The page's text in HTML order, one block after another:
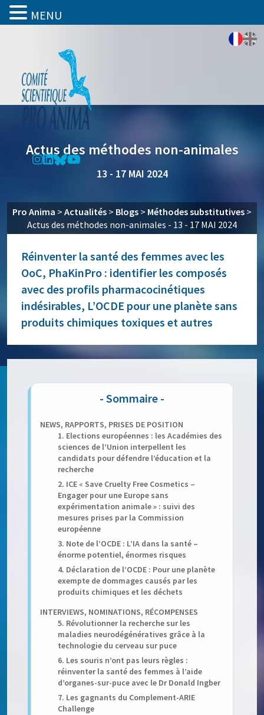
Actus des méthodes non-animales
13 - 17 MAI 2024
Pro Anima > Actualités > Blogs > Méthodes substitutives >
Actus des méthodes non-animales - 13 - 17 MAI 2024
Réinventer la santé des femmes avec les
OoC, PhaKinPro : identifier les composés
avec des profils pharmacocinétiques
indésirables, L’OCDE pour une planète sans
produits chimiques toxiques et autres
NEWS, RAPPORTS, PRISES DE POSITION
1. Elections européennes : les Académies des
sciences de l’Union interpellent les
candidats pour défendre l’éducation et la
recherche
2. ICE « Save Cruelty Free Cosmetics –
Engager pour une Europe sans
expérimentation animale » : suivi des
mesures prises par la Commission
européenne
3. Note de l’OCDE : L’IA dans la santé –
énorme potentiel, énormes risques
4. Déclaration de l’OCDE : Pour une planète
exempte de dommages causés par les
produits chimiques et les déchets
INTERVIEWS, NOMINATIONS, RÉCOMPENSES
5. Révolutionner la recherche sur les
maladies neurodégénératives grâce à la
technologie du cerveau sur puce
6. Les souris n’ont pas leurs règles :
réinventer la santé des femmes à l’aide
d’organes-sur-puce avec le Dr Donald Ingber
7. Les gagnants du Complement-ARIE
Challenge
MENU